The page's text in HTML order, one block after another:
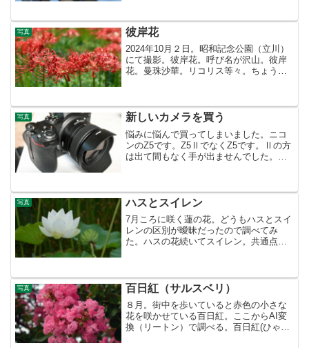
DX Micro...
写真 彼岸花
2024年10月２日。昭和記念公園（立川）
にて撮影。彼岸花。呼び名が沢山。彼岸
花。曼珠沙華。リコリス等々。ちょうど
とが多く地方によっては、葬式花（そう
しきばな）、墓花（...
写真 新しいカメラを買う
悩みに悩んで買ってしまいました。ニコ
ンのZ5です。Z5ⅡでなくZ5です。Ⅱの方
は出て間もなく手が出ませんでした。と
のエントリーモデル...
写真 ハスとスイレン
7月ころに咲く蓮の花。どうもハスとスイ
レンの区別が曖昧だったので調べてみ
た。ハスの花続いてスイレン。共通点は
に花を咲かせる。葉の切れ...
写真 百日紅（サルスベリ）
８月。街中を歩いていると赤色の小さな
花を咲かせている百日紅。ここからAI変
換（リートン）で調べる。百日紅(ひゃく